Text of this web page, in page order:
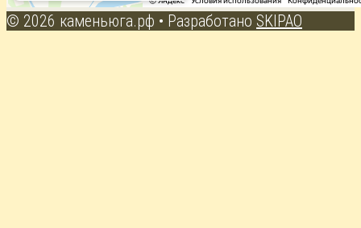
© 2026 каменьюга.рф • Разработано SKIPAO